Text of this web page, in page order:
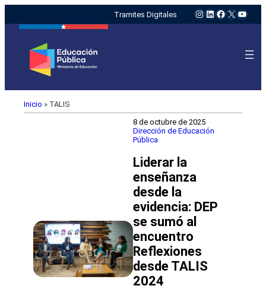
Tramites Digitales Instagram
LinkedIn
Facebook
X
Inicio » TALIS
8 de octubre de 2025
Dirección de Educación
Pública
Liderar la
enseñanza
desde la
evidencia: DEP
se sumó al
encuentro
Reflexiones
desde TALIS
2024